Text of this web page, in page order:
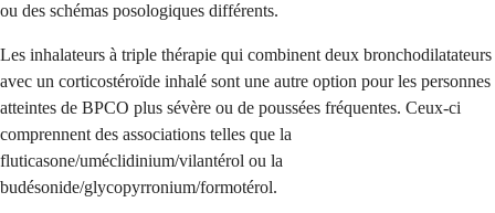
ou des schémas posologiques différents.
Les inhalateurs à triple thérapie qui combinent deux bronchodilatateurs
avec un corticostéroïde inhalé sont une autre option pour les personnes
atteintes de BPCO plus sévère ou de poussées fréquentes. Ceux-ci
comprennent des associations telles que la
fluticasone/uméclidinium/vilantérol ou la
budésonide/glycopyrronium/formotérol.